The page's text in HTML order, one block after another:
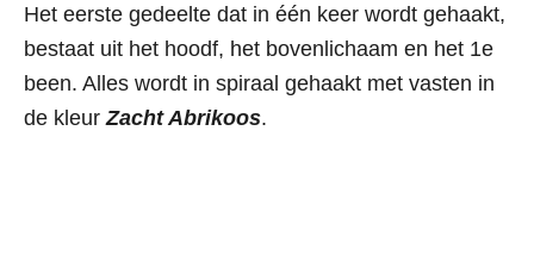
Het eerste gedeelte dat in één keer wordt gehaakt,
bestaat uit het hoodf, het bovenlichaam en het 1e
been. Alles wordt in spiraal gehaakt met vasten in
de kleurZacht Abrikoos.